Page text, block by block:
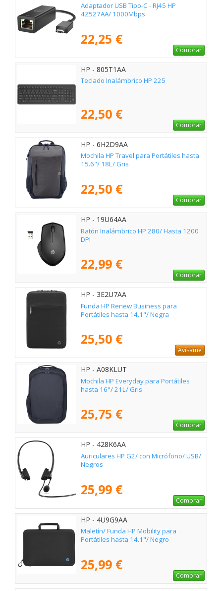
Adaptador USB Tipo-C - RJ45 HP
4Z527AA/ 1000Mbps
22,25 €
Comprar
HP - 805T1AA
Teclado Inalámbrico HP 225
22,50 €
Comprar
HP - 6H2D9AA
Mochila HP Travel para Portátiles hasta
15.6"/ 18L/ Gris
22,50 €
Comprar
HP - 19U64AA
Ratón Inalámbrico HP 280/ Hasta 1200
DPI
22,99 €
Comprar
HP - 3E2U7AA
Funda HP Renew Business para
Portátiles hasta 14.1"/ Negra
25,50 €
Avísame
HP - A08KLUT
Mochila HP Everyday para Portátiles
hasta 16"/ 21L/ Gris
25,75 €
Comprar
HP - 428K6AA
Auriculares HP G2/ con Micrófono/ USB/
Negros
25,99 €
Comprar
HP - 4U9G9AA
Maletín/ Funda HP Mobility para
Portátiles hasta 14.1"/ Negro
25,99 €
Comprar